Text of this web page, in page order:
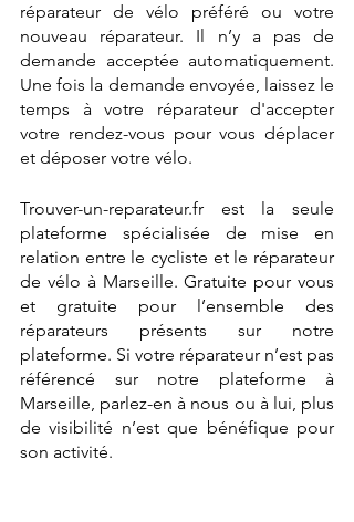
réparateur de vélo préféré ou votre
nouveau réparateur. Il n’y a pas de
demande acceptée automatiquement.
Une fois la demande envoyée, laissez le
temps à votre réparateur d'accepter
votre rendez-vous pour vous déplacer
et déposer votre vélo.
Trouver-un-reparateur.fr est la seule
plateforme spécialisée de mise en
relation entre le cycliste et le réparateur
de vélo à Marseille. Gratuite pour vous
et gratuite pour l’ensemble des
réparateurs présents sur notre
plateforme. Si votre réparateur n’est pas
référencé sur notre plateforme à
Marseille, parlez-en à nous ou à lui, plus
de visibilité n’est que bénéfique pour
son activité.